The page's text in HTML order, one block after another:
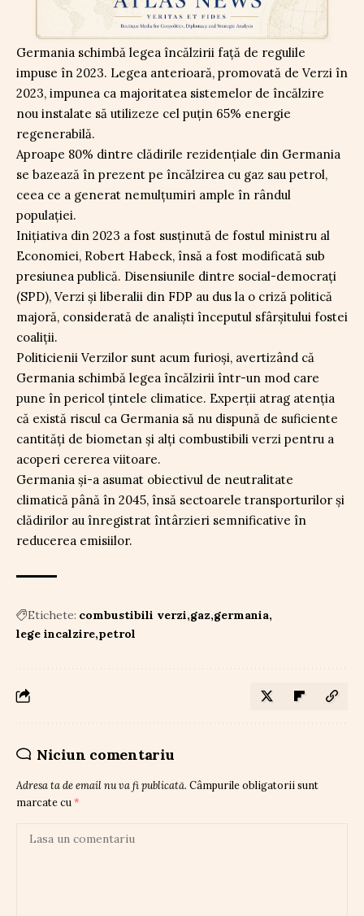
Germania schimbă legea încălzirii față de regulile
impuse în 2023. Legea anterioară, promovată de Verzi în
2023, impunea ca majoritatea sistemelor de încălzire
nou instalate să utilizeze cel puțin 65% energie
regenerabilă.
Aproape 80% dintre clădirile rezidențiale din Germania
se bazează în prezent pe încălzirea cu gaz sau petrol,
ceea ce a generat nemulțumiri ample în rândul
populației.
Inițiativa din 2023 a fost susținută de fostul ministru al
Economiei, Robert Habeck, însă a fost modificată sub
presiunea publică. Disensiunile dintre social-democrați
(SPD), Verzi și liberalii din FDP au dus la o criză politică
majoră, considerată de analiști începutul sfârșitului fostei
coaliții.
Politicienii Verzilor sunt acum furioși, avertizând că
Germania schimbă legea încălzirii într-un mod care
pune în pericol țintele climatice. Experții atrag atenția
că există riscul ca Germania să nu dispună de suficiente
cantități de biometan și alți combustibili verzi pentru a
acoperi cererea viitoare.
Germania și-a asumat obiectivul de neutralitate
climatică până în 2045, însă sectoarele transporturilor și
clădirilor au înregistrat întârzieri semnificative în
reducerea emisiilor.
Etichete: combustibili verzi gaz germania
lege incalzire petrol
Niciun comentariu
Adresa ta de email nu va fi publicată. Câmpurile obligatorii sunt
marcate cu *